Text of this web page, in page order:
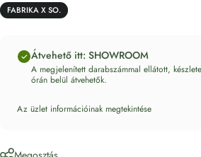
FABRIKA X SO.
Átvehető itt: SHOWROOM
A megjelenített darabszámmal ellátott,
órán belül átvehetők.
Az üzlet információinak megtekintése